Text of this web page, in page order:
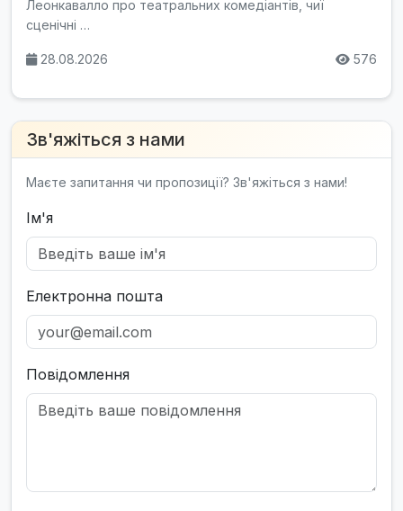
Леонкавалло про театральних комедіантів, чиї
сценічні …
28.08.2026 576
Зв'яжіться з нами
Маєте запитання чи пропозиції? Зв'яжіться з нами!
Ім'я
Електронна пошта
Повідомлення